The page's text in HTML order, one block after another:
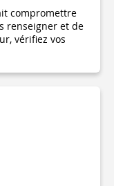
compromettre
renseigner et de
vérifiez vos